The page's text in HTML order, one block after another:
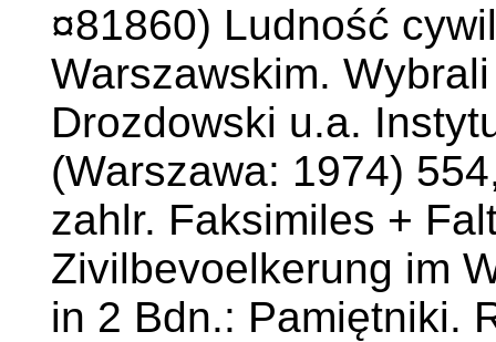
¤81860) Ludność
Warszawskim.
Drozdowski u.a.
(Warszawa: 1974)
zahlr. Faksimiles +
Zivilbevoelkerung im
in 2 Bdn.: Pamiętniki.